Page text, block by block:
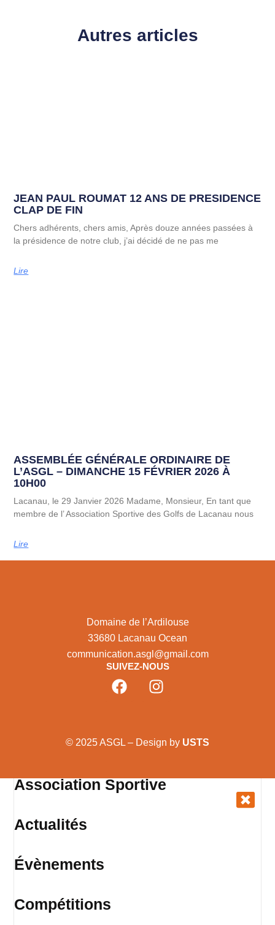
Autres articles
JEAN PAUL ROUMAT 12 ANS DE PRESIDENCE
CLAP DE FIN
Chers adhérents, chers amis, Après douze années passées à
la présidence de notre club, j’ai décidé de ne pas me
Lire
ASSEMBLÉE GÉNÉRALE ORDINAIRE DE
L’ASGL – DIMANCHE 15 FÉVRIER 2026 À
10H00
Lacanau, le 29 Janvier 2026 Madame, Monsieur, En tant que
membre de l’ Association Sportive des Golfs de Lacanau nous
Lire
Domaine de l’Ardilouse
33680 Lacanau Ocean
communication.asgl@gmail.com
SUIVEZ-NOUS
© 2025 ASGL – Design by USTS
Association Sportive
Actualités
Évènements
Compétitions